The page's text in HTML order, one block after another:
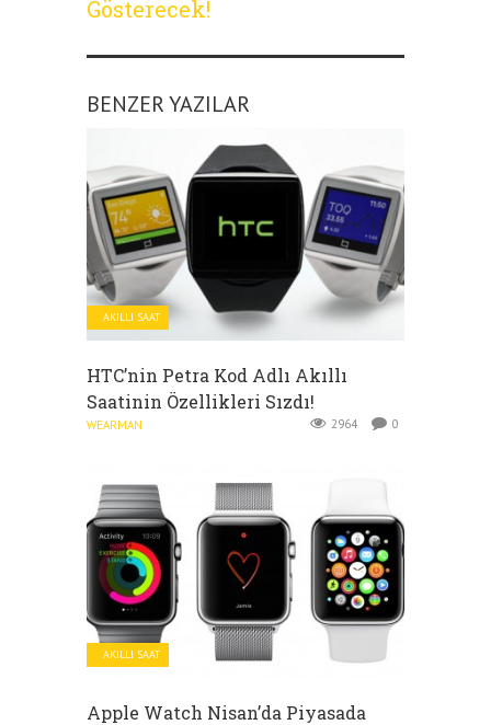
Gösterecek!
BENZER YAZILAR
AKILLI SAAT
HTC’nin Petra Kod Adlı Akıllı
Saatinin Özellikleri Sızdı!
WEARMAN 2964 0
AKILLI SAAT
Apple Watch Nisan’da Piyasada